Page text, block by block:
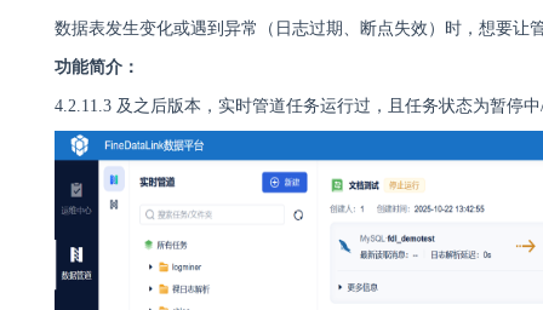
数据表发生变化或遇到异常（日志过期、断点失效）时，想要让
功能简介：
4.2.11.3 及之后版本，实时管道任务运行过，且任务状态为暂停